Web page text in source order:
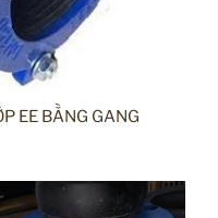
EE BẰNG GANG